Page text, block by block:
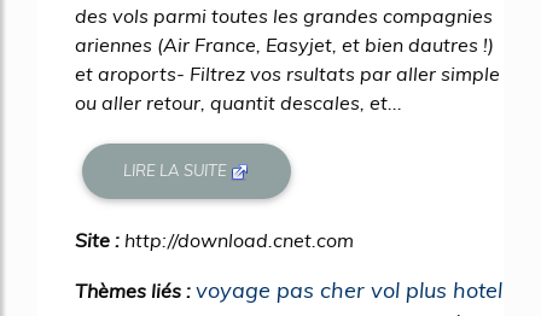
des vols parmi toutes les grandes compagnies
ariennes (Air France, Easyjet, et bien dautres !)
et aroports- Filtrez vos rsultats par aller simple
ou aller retour, quantit descales, et...
LIRE LA SUITE
Site : http://download.cnet.com
Thèmes liés : voyage pas cher vol plus hotel